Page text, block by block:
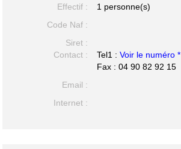
Effectif :
1 personne(s)
Code Naf :
Siret :
Contact :
Tel1 :Voir le numéro *
Fax : 04 90 82 92 15
Email :
Internet :